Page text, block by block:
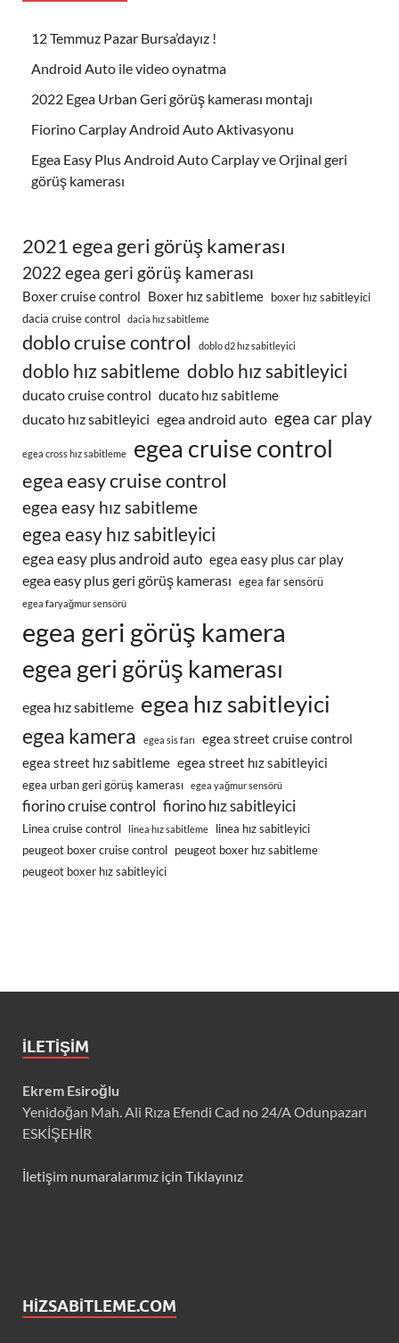
12 Temmuz Pazar Bursa’dayız !
Android Auto ile video oynatma
2022 Egea Urban Geri görüş kamerası montajı
Fiorino Carplay Android Auto Aktivasyonu
Egea Easy Plus Android Auto Carplay ve Orjinal geri
görüş kamerası
2021 egea geri görüş kamerası
2022 egea geri görüş kamerası
Boxer cruise control Boxer hız sabitleme boxer hız sabitleyici
dacia cruise control
dacia hız sabitleme
doblo cruise control doblo d2 hız sabitleyici
doblo hız sabitleme doblo hız sabitleyici
ducato cruise control ducato hız sabitleme
ducato hız sabitleyici egea android auto egea car play
egea cross hız sabitleme egea cruise control
egea easy cruise control
egea easy hız sabitleme
egea easy hız sabitleyici
egea easy plus android auto egea easy plus car play
egea easy plus geri görüş kamerası egea far sensörü
egea faryağmur sensörü
egea geri görüş kamera
egea geri görüş kamerası
egea hız sabitleme egea hız sabitleyici
egea kamera egea sis farı
egea street cruise control
egea street hız sabitleme egea street hız sabitleyici
egea urban geri görüş kamerası egea yağmur sensörü
fiorino cruise control fiorino hız sabitleyici
Linea cruise control linea hız sabitleme
linea hız sabitleyici
peugeot boxer cruise control peugeot boxer hız sabitleme
peugeot boxer hız sabitleyici
İLETIŞIM
Ekrem Esiroğlu
Yenidoğan Mah. Ali Rıza Efendi Cad no 24/A Odunpazarı
ESKİŞEHİR
İletişim numaralarımız için Tıklayınız
HIZSABITLEME.COM